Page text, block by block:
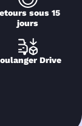
sous 15
jours
Drive